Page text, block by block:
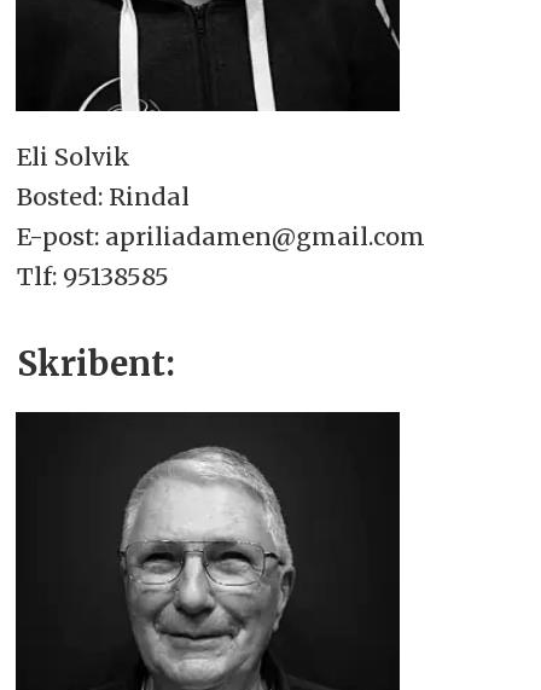
Eli Solvik
Bosted: Rindal
E-post: apriliadamen@gmail.com
Tlf: 95138585
Skribent: